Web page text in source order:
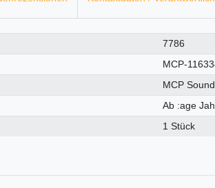
7786
MCP-
MCP
Ab :age
1 Stück